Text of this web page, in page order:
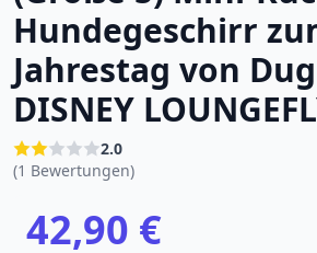
Hundegeschirr
Jahrestag von
DISNEY
2.0
(1 Bewertungen)
42,90 €